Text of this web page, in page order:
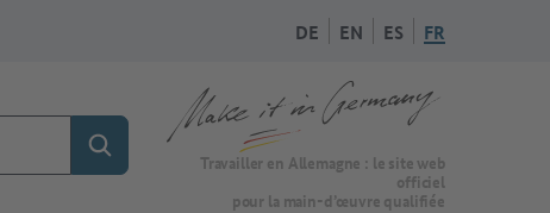
DE EN ES FR
RechercherVers la page d'accueil de Make it in Germany
Travailler en Allemagne : le site web
officiel
pour la main-d’œuvre qualifiée